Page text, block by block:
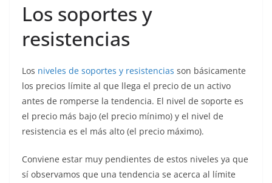
Los soportes y
resistencias
Los niveles de soportes y resistencias son básicamente
los precios límite al que llega el precio de un activo
antes de romperse la tendencia. El nivel de soporte es
el precio más bajo (el precio mínimo) y el nivel de
resistencia es el más alto (el precio máximo).
Conviene estar muy pendientes de estos niveles ya que
sí observamos que una tendencia se acerca al límite